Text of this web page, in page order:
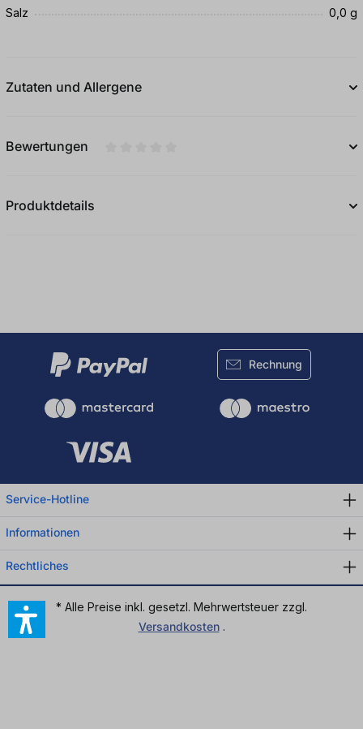
Salz
0,0 g
Zutaten und Allergene
Bewertungen
Produktdetails
Rechnung
Service-Hotline
Informationen
Rechtliches
* Alle Preise inkl. gesetzl. Mehrwertsteuer zzgl.
Versandkosten.